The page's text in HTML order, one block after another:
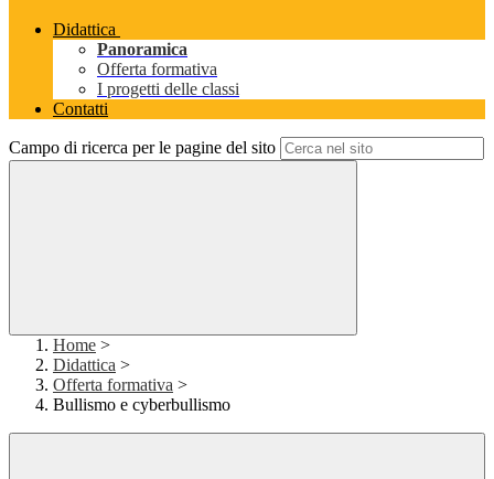
Didattica
Panoramica
Offerta formativa
I progetti delle classi
Contatti
Campo di ricerca per le pagine del sito
Home >
Didattica >
Offerta formativa >
Bullismo e cyberbullismo